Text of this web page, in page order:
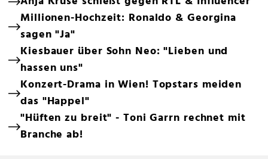
Millionen-Hochzeit: Ronaldo & Georgina
sagen "Ja"
Kiesbauer über Sohn Neo: "Lieben und
hassen uns"
Konzert-Drama in Wien! Topstars meiden
das "Happel"
"Hüften zu breit" - Toni Garrn rechnet mit
Branche ab!